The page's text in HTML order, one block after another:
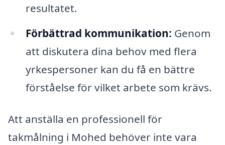
resultatet.
Förbättrad kommunikation: Genom
att diskutera dina behov med flera
yrkespersoner kan du få en bättre
förståelse för vilket arbete som krävs.
Att anställa en professionell för
takmålning i Mohed behöver inte vara